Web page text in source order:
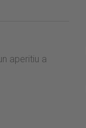
aperitiu a